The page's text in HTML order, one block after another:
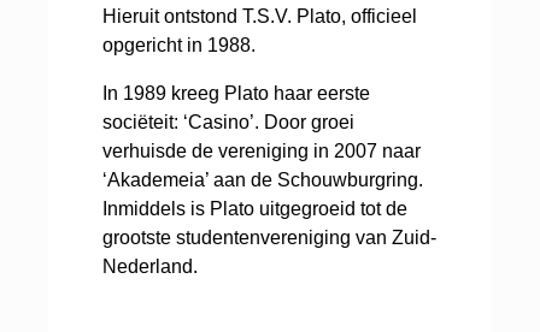
Hieruit ontstond T.S.V. Plato, officieel
opgericht in 1988.
In 1989 kreeg Plato haar eerste
sociëteit: ‘Casino’. Door groei
verhuisde de vereniging in 2007 naar
‘Akademeia’ aan de Schouwburgring.
Inmiddels is Plato uitgegroeid tot de
grootste studentenvereniging van Zuid-
Nederland.